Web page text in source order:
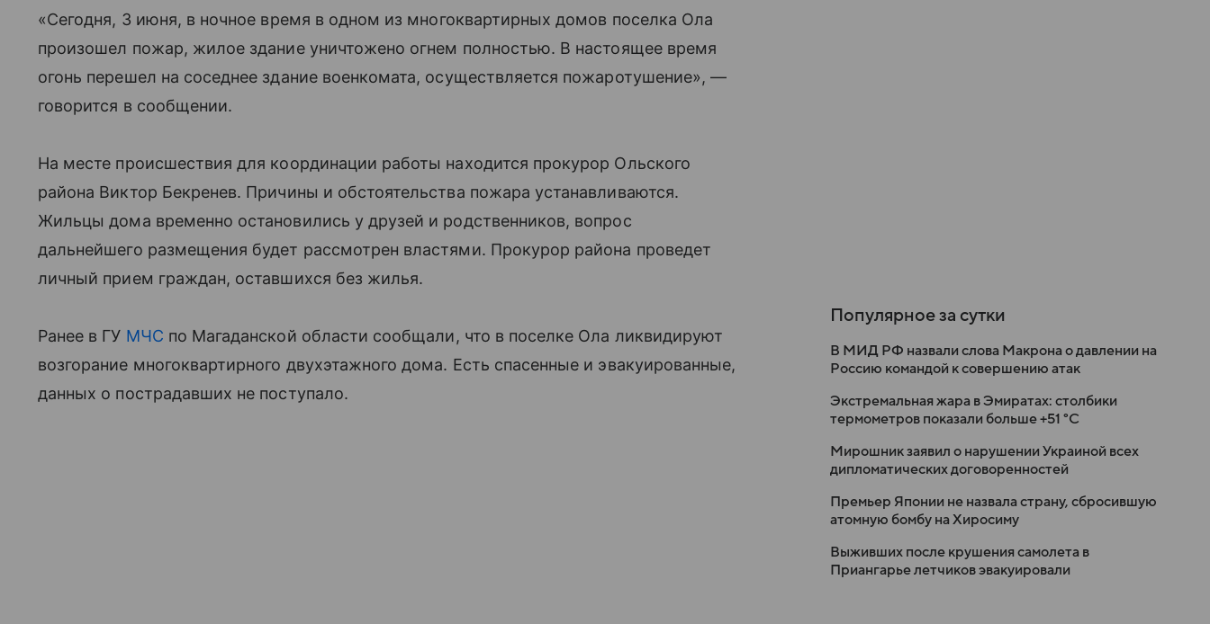
«Сегодня, 3 июня, в ночное время в одном из многоквартирных домов поселка Ола
произошел пожар, жилое здание уничтожено огнем полностью. В настоящее время
огонь перешел на соседнее здание военкомата, осуществляется пожаротушение», —
говорится в сообщении.
На месте происшествия для координации работы находится прокурор Ольского
района Виктор Бекренев. Причины и обстоятельства пожара устанавливаются.
Жильцы дома временно остановились у друзей и родственников, вопрос
дальнейшего размещения будет рассмотрен властями. Прокурор района проведет
личный прием граждан, оставшихся без жилья.
Ранее в ГУ МЧС по Магаданской области сообщали, что в поселке Ола ликвидируют
возгорание многоквартирного двухэтажного дома. Есть спасенные и эвакуированные,
данных о пострадавших не поступало.
Популярное за сутки
В МИД РФ назвали слова Макрона о давлении на
Россию командой к совершению атак
Экстремальная жара в Эмиратах: столбики
термометров показали больше +51 °C
Мирошник заявил о нарушении Украиной всех
дипломатических договоренностей
Премьер Японии не назвала страну, сбросившую
атомную бомбу на Хиросиму
Выживших после крушения самолета в
Приангарье летчиков эвакуировали